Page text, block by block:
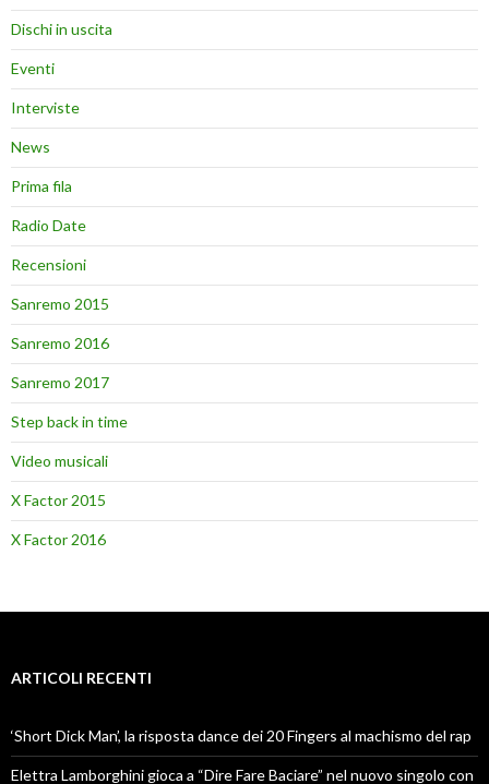
Dischi in uscita
Eventi
Interviste
News
Prima fila
Radio Date
Recensioni
Sanremo 2015
Sanremo 2016
Sanremo 2017
Step back in time
Video musicali
X Factor 2015
X Factor 2016
ARTICOLI RECENTI
‘Short Dick Man’, la risposta dance dei 20 Fingers al machismo del rap
Elettra Lamborghini gioca a “Dire Fare Baciare” nel nuovo singolo con